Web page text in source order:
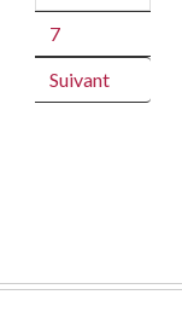
7
Suivant